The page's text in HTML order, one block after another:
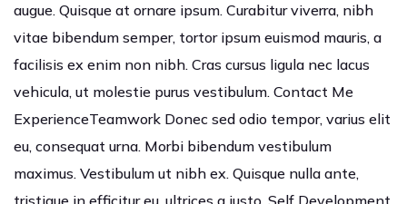
augue. Quisque at ornare ipsum. Curabitur viverra, nibh
vitae bibendum semper, tortor ipsum euismod mauris, a
facilisis ex enim non nibh. Cras cursus ligula nec lacus
vehicula, ut molestie purus vestibulum. Contact Me
ExperienceTeamwork Donec sed odio tempor, varius elit
eu, consequat urna. Morbi bibendum vestibulum
maximus. Vestibulum ut nibh ex. Quisque nulla ante,